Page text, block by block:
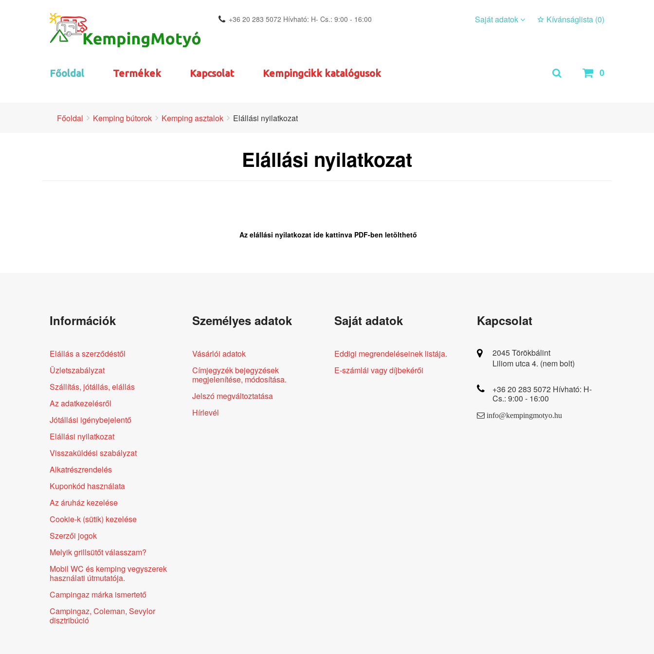
+36 20 283 5072 Hívható: H- Cs.: 9:00 - 16:00 Saját adatok Kívánságlista (0)
Főoldal Termékek Kapcsolat Kempingcikk katalógusok 0
Főoldal Kemping bútorok Kemping asztalok Elállási nyilatkozat
Elállási nyilatkozat
Az elállási nyilatkozat ide kattinva PDF-ben letölthető
Információk
Elállás a szerződéstől
Üzletszabályzat
Szállítás, jótállás, elállás
Az adatkezelésről
Jótállási igénybejelentő
Elállási nyilatkozat
Visszaküldési szabályzat
Alkatrészrendelés
Kuponkód használata
Az áruház kezelése
Cookie-k (sütik) kezelése
Szerzői jogok
Melyik grillsütőt válasszam?
Mobil WC és kemping vegyszerek
használati útmutatója.
Campingaz márka ismertető
Campingaz, Coleman, Sevylor
disztribúció
Személyes adatok
Vásárlói adatok
Címjegyzék bejegyzések
megjelenítése, módosítása.
Jelszó megváltoztatása
Hírlevél
Saját adatok
Eddigi megrendeléseinek listája.
E-számlái vagy díjbekérői
Kapcsolat
2045 Törökbálint
Liliom utca 4. (nem bolt)
+36 20 283 5072 Hívható: H-
Cs.: 9:00 - 16:00
info@kempingmotyo.hu